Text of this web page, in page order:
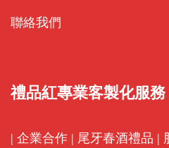
聯絡我們
禮品紅專業客製化服務
| 企業合作 | 尾牙春酒禮品 |